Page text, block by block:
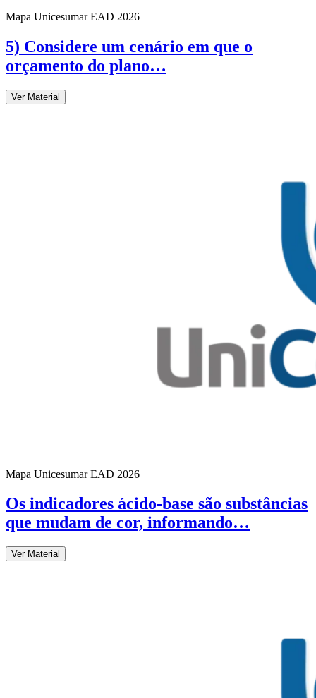
Mapa Unicesumar EAD 2026
5) Considere um cenário em que o
orçamento do plano…
Ver Material
Mapa Unicesumar EAD 2026
Os indicadores ácido-base são substâncias
que mudam de cor, informando…
Ver Material